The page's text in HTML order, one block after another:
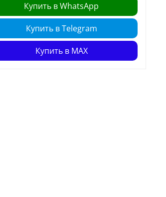
Купить в WhatsApp
Купить в Telegram
Купить в MAX